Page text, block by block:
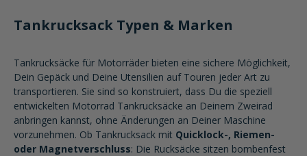
Tankrucksack Typen & Marken
Tankrucksäcke für Motorräder bieten eine sichere Möglichkeit,
Dein Gepäck und Deine Utensilien auf Touren jeder Art zu
transportieren. Sie sind so konstruiert, dass Du die speziell
entwickelten Motorrad Tankrucksäcke an Deinem Zweirad
anbringen kannst, ohne Änderungen an Deiner Maschine
vorzunehmen. Ob Tankrucksack mit Quicklock-, Riemen-
oder Magnetverschluss: Die Rucksäcke sitzen bombenfest